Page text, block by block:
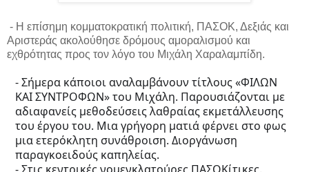
- Η επίσημη κομματοκρατική πολιτική, ΠΑΣΟΚ, Δεξιάς και
Αριστεράς ακολούθησε δρόμους αμοραλισμού και
εχθρότητας προς τον λόγο του Μιχάλη Χαραλαμπίδη.
- Σήμερα κάποιοι αναλαμβάνουν τίτλους «ΦΙΛΩΝ
ΚΑΙ ΣΥΝΤΡΟΦΩΝ» του Μιχάλη. Παρουσιάζονται με
αδιαφανείς μεθοδεύσεις λαθραίας εκμετάλλευσης
του έργου του. Μια γρήγορη ματιά φέρνει στο φως
μια ετερόκλητη συνάθροιση. Διοργάνωση
παραγκοειδούς καπηλείας.